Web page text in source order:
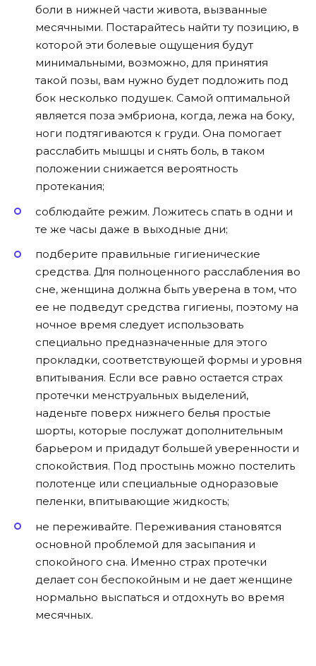
боли в нижней части живота, вызванные
месячными. Постарайтесь найти ту позицию, в
которой эти болевые ощущения будут
минимальными, возможно, для принятия
такой позы, вам нужно будет подложить под
бок несколько подушек. Самой оптимальной
является поза эмбриона, когда, лежа на боку,
ноги подтягиваются к груди. Она помогает
расслабить мышцы и снять боль, в таком
положении снижается вероятность
протекания;
соблюдайте режим. Ложитесь спать в одни и
те же часы даже в выходные дни;
подберите правильные гигиенические
средства. Для полноценного расслабления во
сне, женщина должна быть уверена в том, что
ее не подведут средства гигиены, поэтому на
ночное время следует использовать
специально предназначенные для этого
прокладки, соответствующей формы и уровня
впитывания. Если все равно остается страх
протечки менструальных выделений,
наденьте поверх нижнего белья простые
шорты, которые послужат дополнительным
барьером и придадут большей уверенности и
спокойствия. Под простынь можно постелить
полотенце или специальные одноразовые
пеленки, впитывающие жидкость;
не переживайте. Переживания становятся
основной проблемой для засыпания и
спокойного сна. Именно страх протечки
делает сон беспокойным и не дает женщине
нормально выспаться и отдохнуть во время
месячных.